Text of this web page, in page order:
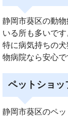
静岡市葵区の動
いる所も多いです
特に病気持ちの
物病院なら安心で
ペットショッ
静岡市葵区のペ